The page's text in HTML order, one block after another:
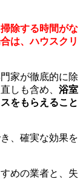
除する時間がな
は、ハウスクリ
家が徹底的に除
しも含め、 浴室
をもらえること
、確実な効果を
めの業者と、失